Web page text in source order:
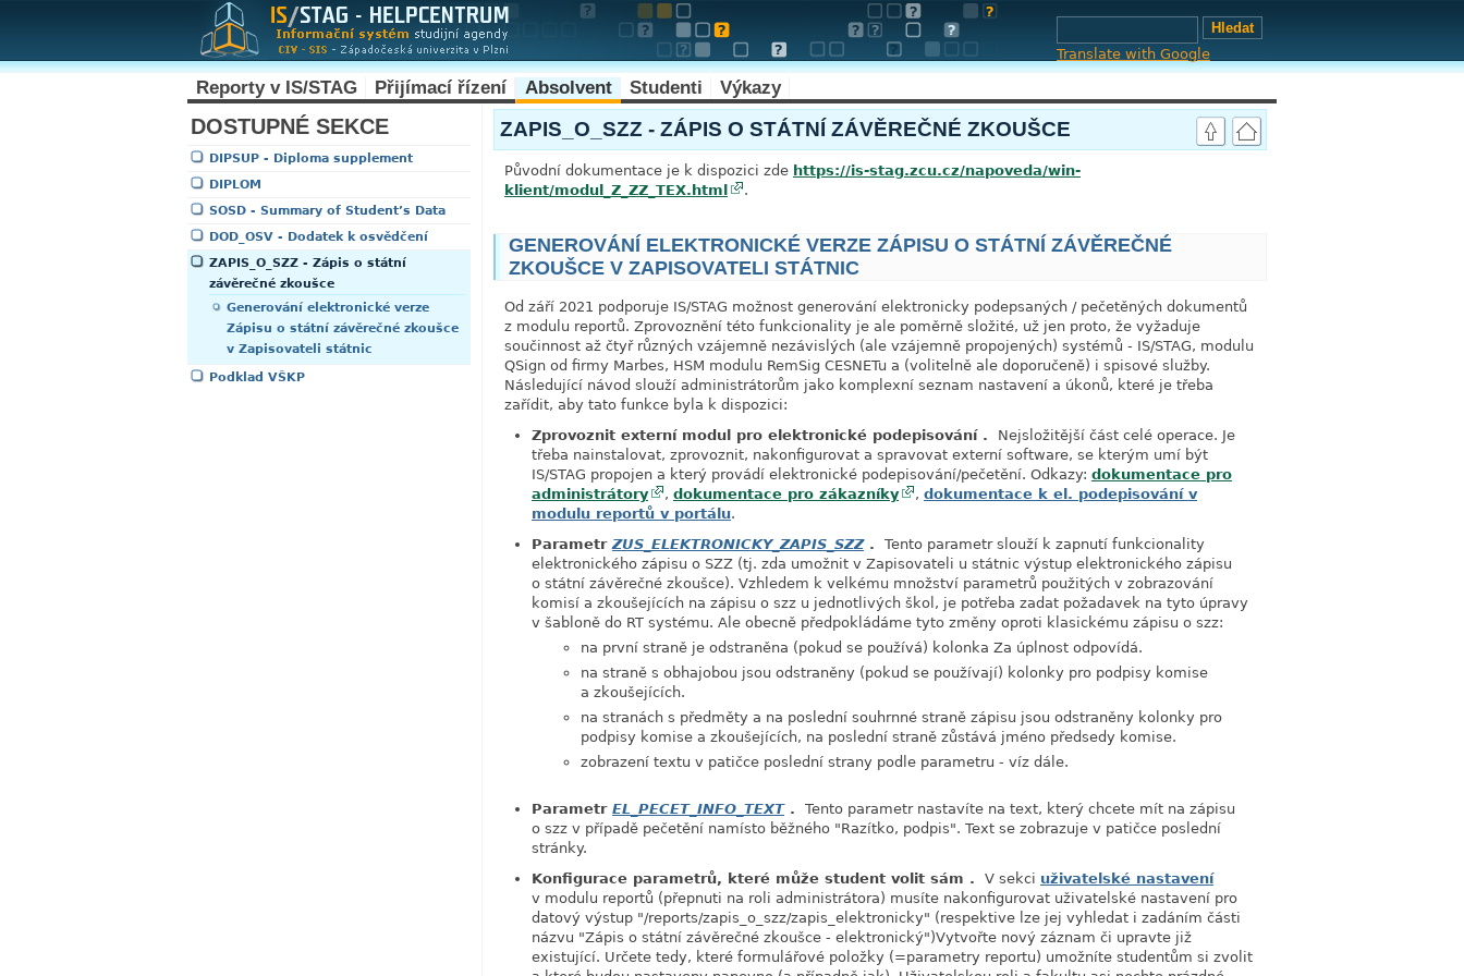
Translate with Google
Reporty v IS/STAG Přijímací řízení Absolvent Studenti Výkazy
DOSTUPNÉ SEKCE
DIPSUP - Diploma supplement
DIPLOM
SOSD - Summary of Student’s Data
DOD_OSV - Dodatek k osvědčení
ZAPIS_O_SZZ - Zápis o státní
závěrečné zkoušce
Generování elektronické verze
Zápisu o státní závěrečné zkoušce
v Zapisovateli státnic
Podklad VŠKP
ZAPIS_O_SZZ - ZÁPIS O STÁTNÍ ZÁVĚREČNÉ ZKOUŠCE
Původní dokumentace je k dispozici zde https://is-stag.zcu.cz/napoveda/win-
klient/modul_Z_ZZ_TEX.html
.
GENEROVÁNÍ ELEKTRONICKÉ VERZE ZÁPISU O STÁTNÍ ZÁVĚREČNÉ
ZKOUŠCE V ZAPISOVATELI STÁTNIC
Od září 2021 podporuje IS/STAG možnost generování elektronicky podepsaných / pečetěných dokumentů
z modulu reportů. Zprovoznění této funkcionality je ale poměrně složité, už jen proto, že vyžaduje
součinnost až čtyř různých vzájemně nezávislých (ale vzájemně propojených) systémů - IS/STAG, modulu
QSign od firmy Marbes, HSM modulu RemSig CESNETu a (volitelně ale doporučeně) i spisové služby.
Následující návod slouží administrátorům jako komplexní seznam nastavení a úkonů, které je třeba
zařídit, aby tato funkce byla k dispozici:
Zprovoznit externí modul pro elektronické podepisování .
Nejsložitější část celé operace. Je
třeba nainstalovat, zprovoznit, nakonfigurovat a spravovat externí software, se kterým umí být
IS/STAG propojen a který provádí elektronické podepisování/pečetění. Odkazy: dokumentace pro
administrátory
, dokumentace pro zákazníky , dokumentace k el. podepisování v
modulu reportů v portálu.
ParametrZUS_ELEKTRONICKY_ZAPIS_SZZ.
Tento parametr slouží k zapnutí funkcionality
elektronického zápisu o SZZ (tj. zda umožnit v Zapisovateli u státnic výstup elektronického zápisu
o státní závěrečné zkoušce). Vzhledem k velkému množství parametrů použitých v zobrazování
komisí a zkoušejících na zápisu o szz u jednotlivých škol, je potřeba zadat požadavek na tyto úpravy
v šabloně do RT systému. Ale obecně předpokládáme tyto změny oproti klasickému zápisu o szz:
na první straně je odstraněna (pokud se používá) kolonka Za úplnost odpovídá.
na straně s obhajobou jsou odstraněny (pokud se používají) kolonky pro podpisy komise
a zkoušejících.
na stranách s předměty a na poslední souhrnné straně zápisu jsou odstraněny kolonky pro
podpisy komise a zkoušejících, na poslední straně zůstává jméno předsedy komise.
zobrazení textu v patičce poslední strany podle parametru - víz dále.
Parametr EL_PECET_INFO_TEXT.
Tento parametr nastavíte na text, který chcete mít na zápisu
o szz v případě pečetění namísto běžného "Razítko, podpis". Text se zobrazuje v patičce poslední
stránky.
Konfigurace parametrů, které může student volit sám .
V sekci uživatelské nastavení
v modulu reportů (přepnuti na roli administrátora) musíte nakonfigurovat uživatelské nastavení pro
datový výstup "/reports/zapis_o_szz/zapis_elektronicky" (respektive lze jej vyhledat i zadáním části
názvu "Zápis o státní závěrečné zkoušce - elektronický")Vytvořte nový záznam či upravte již
existující. Určete tedy, které formulářové položky (=parametry reportu) umožníte studentům si zvolit